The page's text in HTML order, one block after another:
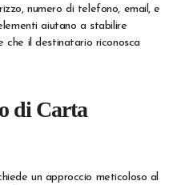
numero di telefono, email, e
aiutano a stabilire
che il destinatario riconosca
di Carta
un approccio meticoloso al